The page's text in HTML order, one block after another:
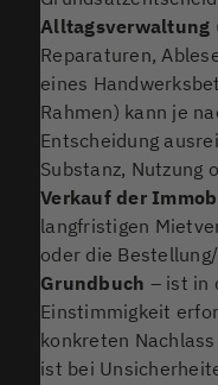
Alltagsverwaltung
Reparaturen,
eines
Rahmen) kann je
Entscheidung
Substanz, Nutzung
Verkauf der
langfristigen
oder die
Grundbuch – ist in
Einstimmigkeit
konkreten
ist bei